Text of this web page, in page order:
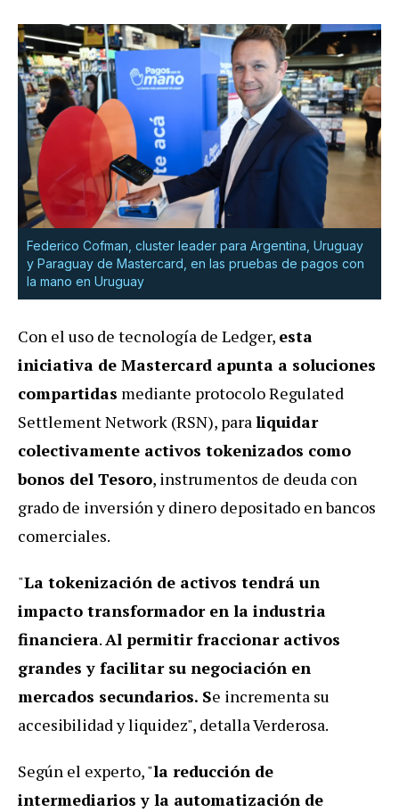
Federico Cofman, cluster leader para Argentina, Uruguay
y Paraguay de Mastercard, en las pruebas de pagos con
la mano en Uruguay
Con el uso de tecnología de Ledger, esta
iniciativa de Mastercard apunta a soluciones
compartidas mediante protocolo Regulated
Settlement Network (RSN), paraliquidar
colectivamente activos tokenizados como
bonos del Tesoro, instrumentos de deuda con
grado de inversión y dinero depositado en bancos
comerciales.
"La tokenización de activos tendrá un
impacto transformador en la industria
financiera.Al permitir fraccionar activos
grandes y facilitar su negociación en
mercados secundarios. Se incrementa su
accesibilidad y liquidez", detalla Verderosa.
Según el experto, "la reducción de
intermediarios y la automatización de